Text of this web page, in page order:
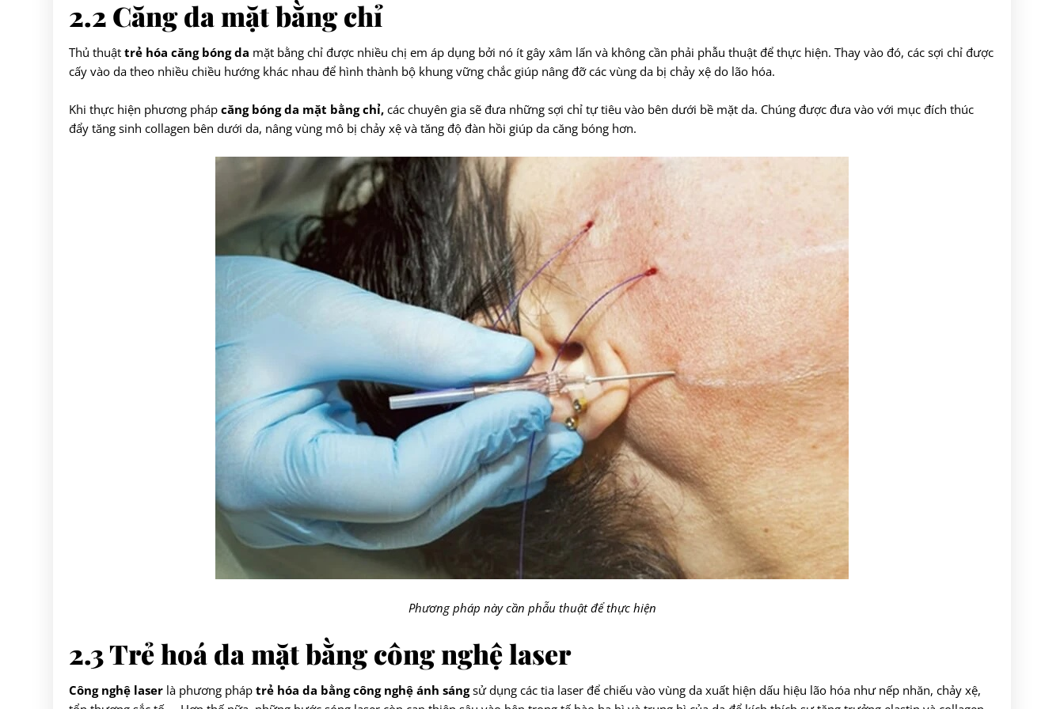
2.2 Căng da mặt bằng chỉ
Thủ thuật trẻ hóa căng bóng da mặt bằng chỉ được nhiều chị em áp dụng bởi nó ít gây xâm lấn và không cần phải phẫu thuật để thực hiện. Thay vào đó, các sợi chỉ được
cấy vào da theo nhiều chiều hướng khác nhau để hình thành bộ khung vững chắc giúp nâng đỡ các vùng da bị chảy xệ do lão hóa.
Khi thực hiện phương pháp căng bóng da mặt bằng chỉ, các chuyên gia sẽ đưa những sợi chỉ tự tiêu vào bên dưới bề mặt da. Chúng được đưa vào với mục đích thúc
đẩy tăng sinh collagen bên dưới da, nâng vùng mô bị chảy xệ và tăng độ đàn hồi giúp da căng bóng hơn.
Phương pháp này cần phẫu thuật để thực hiện
2.3 Trẻ hoá da mặt bằng công nghệ laser
Công nghệ laser là phương pháp trẻ hóa da bằng công nghệ ánh sángsử dụng các tia laser để chiếu vào vùng da xuất hiện dấu hiệu lão hóa như nếp nhăn, chảy xệ,